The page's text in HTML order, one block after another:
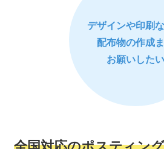
デザインや印刷な
配布物の作成
お願いしたい